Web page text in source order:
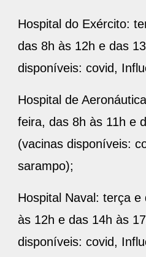
Hospital do Exército:
das 8h às 12h e das
disponíveis: covid,
Hospital de
feira, das 8h às 11h e
(vacinas disponíveis:
sarampo);
Hospital Naval: terça
às 12h e das 14h às
disponíveis: covid,